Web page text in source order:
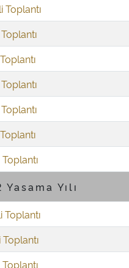
Toplantı
Yılı
Toplantı